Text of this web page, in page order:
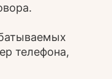
телефона,